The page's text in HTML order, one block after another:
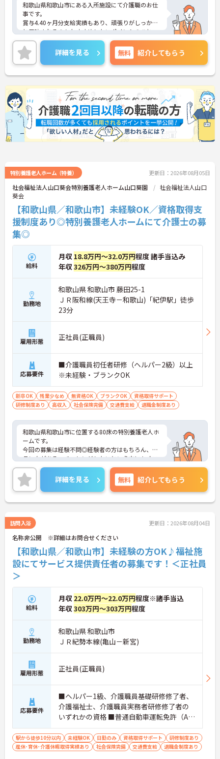
和歌山県和歌山市にある入所施設にて介護職のお仕
事です。
賞与4.40ヶ月分支給実績もあり、頑張りがしっかり
と反映されるのもおすすめしたいポイントのひとつ
☆
ご興味ある方には、面接対策ポイントなど、さらに
詳細をお話しいたしますのでお気軽にご相談くださ
い。
詳細を見る 無料 紹介してもらう
特別養護老人ホーム（特養） 更新日：2026年08月05日
社会福祉法人山口葵会特別養護老人ホーム山口葵園
社会福祉法人山口
葵会
【和歌山県／和歌山市】未経験OK／資格取得支
援制度あり◎特別養護老人ホームにて介護士の募
集◎
給料
月収 18.8万円～32.0万円程度 諸手当込み
年収326万円～380万円程度
勤務地
和歌山県 和歌山市 藤田25-1
ＪＲ阪和線(天王寺－和歌山)「紀伊駅」徒歩
23分
雇用形態 正社員(正職員)
応募要件
■介護職員初任者研修（ヘルパー2級）以上
※未経験・ブランクOK
新卒OK 残業少なめ 無資格OK ブランクOK
資格取得サポート
研修制度あり
高収入 社会保険完備 交通費支給 退職金制度あり
和歌山県和歌山市に位置する80床の特別養護老人ホ
ームです。
今回の募集は経験不問◎経験者の方はもちろん、ブ
ランクがある、チャレンジしたいという方にもオス
スメの求人です★
研修や資格取得支援など教育制度が充実しているの
でスキルアップがしやすい環境です◎
また風通しのよい職場で、職種の垣根を越えて意見
交換、相談をし合える働きやすい雰囲気ですよ♪
詳細をお話しいたしますのでお気軽にご相談くださ
い！
詳細を見る 無料 紹介してもらう
訪問入浴 更新日：2026年08月04日
名称非公開 ※詳細はお問合せください
【和歌山県／和歌山市】未経験の方OK♪福祉施
設にてサービス提供責任者の募集です！＜正社員
＞
給料
月収 22.0万円～22.0万円程度※諸手当込
年収303万円～303万円程度
勤務地
和歌山県 和歌山市
ＪＲ紀勢本線(亀山－新宮)
雇用形態 正社員(正職員)
応募要件
■ヘルパー1級、介護職員基礎研修修了者、
介護福祉士、介護職員実務者研修修了者の
いずれかの資格 ■普通自動車運転免許（AT
限定可）必須 ■未経験の方OK
駅から徒歩10分以内 未経験OK 日勤のみ 資格取得サポート
研修制度あり
産休･育休･介護休暇取得実績あり
社会保険完備 交通費支給 退職金制度あり